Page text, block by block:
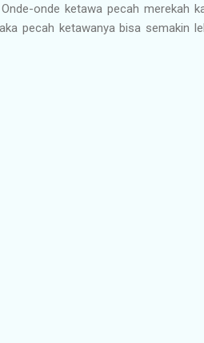
onde ketawa pecah merekah
pecah ketawanya bisa semakin